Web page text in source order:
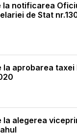
la notificarea
de Stat
la aprobarea taxei
la alegerea